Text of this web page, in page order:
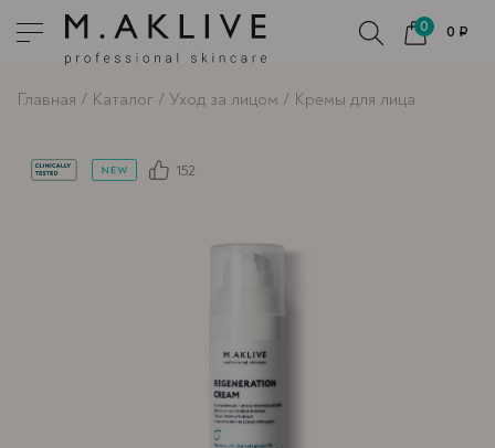
0 0 ₽
Главная Каталог Уход за лицом Кремы для лица
152